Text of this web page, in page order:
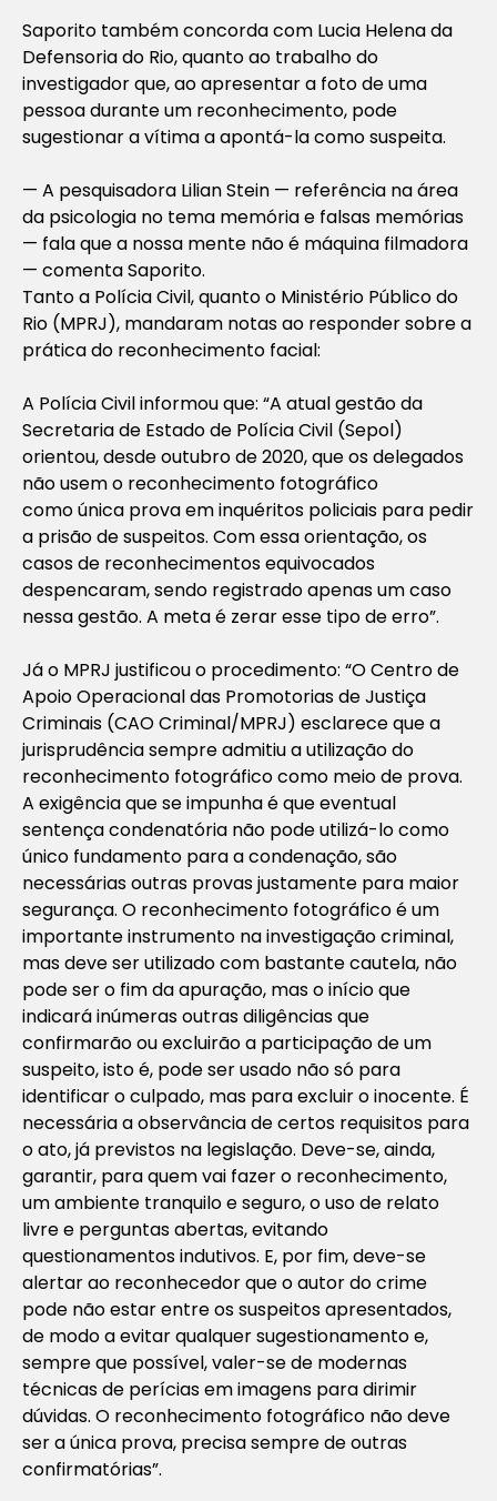
Saporito também concorda com Lucia Helena da
Defensoria do Rio, quanto ao trabalho do
investigador que, ao apresentar a foto de uma
pessoa durante um reconhecimento, pode
sugestionar a vítima a apontá-la como suspeita.
— A pesquisadora Lilian Stein — referência na área
da psicologia no tema memória e falsas memórias
— fala que a nossa mente não é máquina filmadora
— comenta Saporito.
Tanto a Polícia Civil, quanto o Ministério Público do
Rio (MPRJ), mandaram notas ao responder sobre a
prática do reconhecimento facial:
A Polícia Civil informou que: “A atual gestão da
Secretaria de Estado de Polícia Civil (Sepol)
orientou, desde outubro de 2020, que os delegados
não usem o reconhecimento fotográfico
como única prova em inquéritos policiais para pedir
a prisão de suspeitos. Com essa orientação, os
casos de reconhecimentos equivocados
despencaram, sendo registrado apenas um caso
nessa gestão. A meta é zerar esse tipo de erro”.
Já o MPRJ justificou o procedimento: “O Centro de
Apoio Operacional das Promotorias de Justiça
Criminais (CAO Criminal/MPRJ) esclarece que a
jurisprudência sempre admitiu a utilização do
reconhecimento fotográfico como meio de prova.
A exigência que se impunha é que eventual
sentença condenatória não pode utilizá-lo como
único fundamento para a condenação, são
necessárias outras provas justamente para maior
segurança. O reconhecimento fotográfico é um
importante instrumento na investigação criminal,
mas deve ser utilizado com bastante cautela, não
pode ser o fim da apuração, mas o início que
indicará inúmeras outras diligências que
confirmarão ou excluirão a participação de um
suspeito, isto é, pode ser usado não só para
identificar o culpado, mas para excluir o inocente. É
necessária a observância de certos requisitos para
o ato, já previstos na legislação. Deve-se, ainda,
garantir, para quem vai fazer o reconhecimento,
um ambiente tranquilo e seguro, o uso de relato
livre e perguntas abertas, evitando
questionamentos indutivos. E, por fim, deve-se
alertar ao reconhecedor que o autor do crime
pode não estar entre os suspeitos apresentados,
de modo a evitar qualquer sugestionamento e,
sempre que possível, valer-se de modernas
técnicas de perícias em imagens para dirimir
dúvidas. O reconhecimento fotográfico não deve
ser a única prova, precisa sempre de outras
confirmatórias”.